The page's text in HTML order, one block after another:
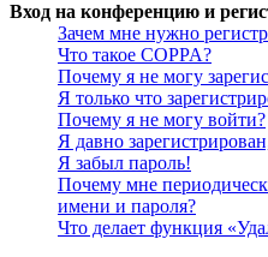
Вход на конференцию и
Зачем мне нужно
Что такое COPPA?
Почему я не могу
Я только что
Почему я не могу войти?
Я давно
Я забыл пароль!
Почему мне
имени и пароля?
Что делает функция